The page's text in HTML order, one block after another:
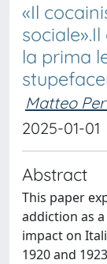
«Il
la prima
Matteo
2025-01-01
Abstract
This paper
addiction as
impact on
1920 and